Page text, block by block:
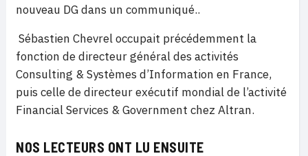
nouveau DG dans un communiqué..
Sébastien Chevrel occupait précédemment la
fonction de directeur général des activités
Consulting & Systèmes d’Information en France,
puis celle de directeur exécutif mondial de l’activité
Financial Services & Government chez Altran.
NOS LECTEURS ONT LU ENSUITE